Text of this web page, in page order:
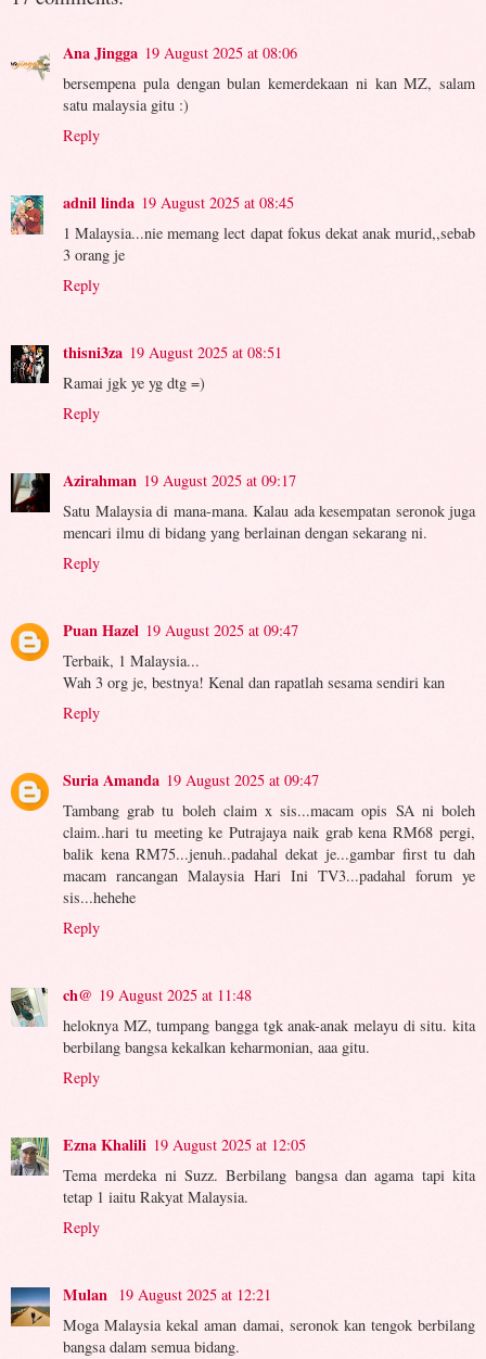
Ana Jingga 19 August 2025 at 08:06
bersempena pula dengan bulan kemerdekaan ni kan MZ, salam
satu malaysia gitu :)
Reply
adnil linda 19 August 2025 at 08:45
1 Malaysia...nie memang lect dapat fokus dekat anak murid,,sebab
3 orang je
Reply
thisni3za 19 August 2025 at 08:51
Ramai jgk ye yg dtg =)
Reply
Azirahman 19 August 2025 at 09:17
Satu Malaysia di mana-mana. Kalau ada kesempatan seronok juga
mencari ilmu di bidang yang berlainan dengan sekarang ni.
Reply
Puan Hazel 19 August 2025 at 09:47
Terbaik, 1 Malaysia...
Wah 3 org je, bestnya! Kenal dan rapatlah sesama sendiri kan
Reply
Suria Amanda 19 August 2025 at 09:47
Tambang grab tu boleh claim x sis...macam opis SA ni boleh
claim..hari tu meeting ke Putrajaya naik grab kena RM68 pergi,
balik kena RM75...jenuh..padahal dekat je...gambar first tu dah
macam rancangan Malaysia Hari Ini TV3...padahal forum ye
sis...hehehe
Reply
ch@ 19 August 2025 at 11:48
heloknya MZ, tumpang bangga tgk anak-anak melayu di situ. kita
berbilang bangsa kekalkan keharmonian, aaa gitu.
Reply
Ezna Khalili 19 August 2025 at 12:05
Tema merdeka ni Suzz. Berbilang bangsa dan agama tapi kita
tetap 1 iaitu Rakyat Malaysia.
Reply
Mulan
19 August 2025 at 12:21
Moga Malaysia kekal aman damai, seronok kan tengok berbilang
bangsa dalam semua bidang.